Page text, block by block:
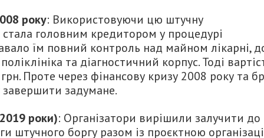
року: Використовуючи цю штучну
головним кредитором у процедурі
їм повний контроль над майном лікарні,
та діагностичний корпус. Тоді
Проте через фінансову кризу 2008 року та
завершити задумане.
роки): Організатори вирішили залучити до
штучного боргу разом із проєктною